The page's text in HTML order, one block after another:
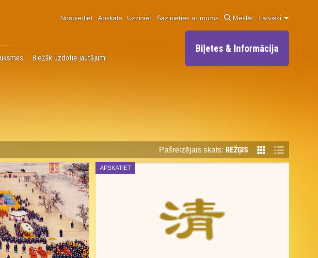
Biežāk uzdotie jautājumi
Nospiediet Apskats Uzziniet Sazinieties ar mums Meklēt Latviski
Biļetes & Informācija
Pašreizējais skats: REŽĢIS
APSKATIET